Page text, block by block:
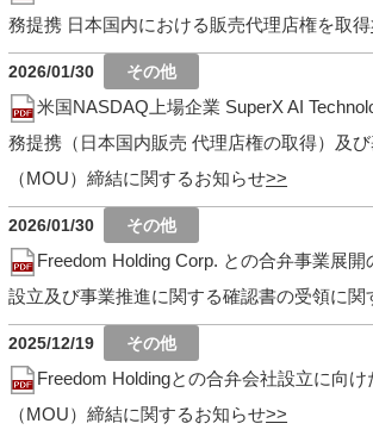
務提携 日本国内における販売代理店権を取得
2026/01/30
米国NASDAQ上場企業 SuperX AI
務提携（日本国内販売 代理店権の取得）及
（MOU）締結に関するお知らせ
2026/01/30
Freedom Holding Corp. との合弁事業展
設立及び事業推進に関する確認書の受領に関
2025/12/19
Freedom Holdingとの合弁会社設立に向
（MOU）締結に関するお知らせ